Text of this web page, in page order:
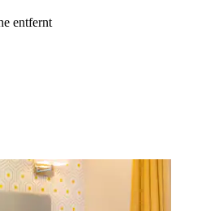
entfernt